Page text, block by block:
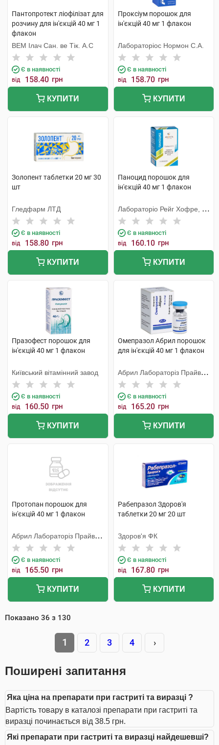
Пантопротект ліофілізат для
розчину для ін'єкцій 40 мг 1
флакон
ВЕМ Ілач Сан. ве Тік. А.С
Є в наявності
від 158.40 грн
КУПИТИ
Проксіум порошок для
ін'єкцій 40 мг 1 флакон
Лабораторіос Нормон С.А.
Є в наявності
від 158.70 грн
КУПИТИ
Золопент таблетки 20 мг 30
шт
Гледфарм ЛТД
Є в наявності
від 158.80 грн
КУПИТИ
Паноцид порошок для
ін'єкцій 40 мг 1 флакон
Лабораторіо Рейг Хофре, С.
А.
Є в наявності
від 160.10 грн
КУПИТИ
Празофест порошок для
ін'єкцій 40 мг 1 флакон
Київський вітамінний завод
Є в наявності
від 160.50 грн
КУПИТИ
Омепразол Абрил порошок
для ін'єкцій 40 мг 1 флакон
Абрил Лабораторіз Прайвет
Лімітед
Є в наявності
від 165.20 грн
КУПИТИ
Протопан порошок для
ін'єкцій 40 мг 1 флакон
Абрил Лабораторіз Прайвет
Лімітед
Є в наявності
від 165.50 грн
КУПИТИ
Рабепразол Здоров'я
таблетки 20 мг 20 шт
Здоров'я ФК
Є в наявності
від 167.80 грн
КУПИТИ
Показано 36 з 130
1 2 3 4 ›
Поширені запитання
Яка ціна на препарати при гастриті та виразці ?
Вартість товару в каталозі препарати при гастриті та
виразці починається від 38.5 грн.
Які препарати при гастриті та виразці найдешевші?